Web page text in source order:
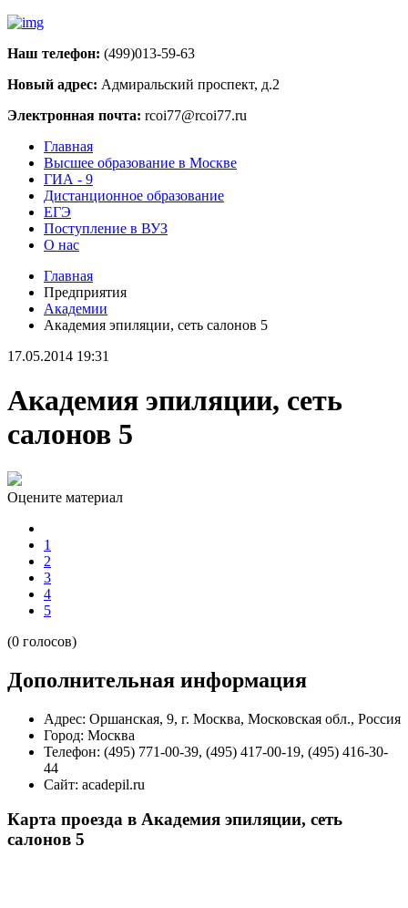
Наш телефон: (499)013-59-63
Новый адрес: Адмиральский проспект, д.2
Электронная почта: rcoi77@rcoi77.ru
Главная
Высшее образование в Москве
ГИА - 9
Дистанционное образование
ЕГЭ
Поступление в ВУЗ
О нас
Главная
Предприятия
Академии
Академия эпиляции, сеть салонов 5
17.05.2014 19:31
Академия эпиляции, сеть
салонов 5
Оцените материал
1
2
3
4
5
(0 голосов)
Дополнительная информация
Адрес: Оршанская, 9, г. Москва, Московская обл., Россия
Город: Москва
Телефон: (495) 771-00-39, (495) 417-00-19, (495) 416-30-
44
Сайт: acadepil.ru
Карта проезда в Академия эпиляции, сеть
салонов 5